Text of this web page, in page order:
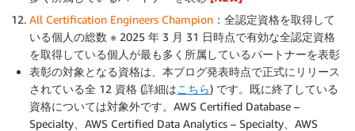
All Certification Engineers Champion ：全認定資格を取得して
いる個人の総数 ※ 2025 年 3 月 31 日時点で有効な全認定資格
を取得している個人が最も多く所属しているパートナーを表彰
表彰の対象となる資格は、本ブログ発表時点で正式にリリース
されている全 12 資格 (詳細はこちら) です。既に終了している
資格については対象外です。AWS Certified Database –
Specialty、AWS Certified Data Analytics – Specialty、AWS